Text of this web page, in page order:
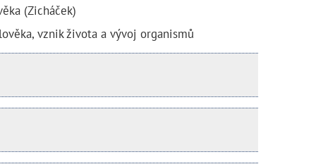
(Zicháček)
vznik života a vývoj organismů